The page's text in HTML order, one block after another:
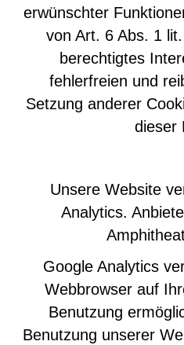
erwünschter
von Art. 6 Abs. 1
berechtigtes
fehlerfreien und
Setzung anderer
dieser
Unsere Website
Analytics.
Google Analytics
Webbrowser auf
Benutzung
Benutzung unserer